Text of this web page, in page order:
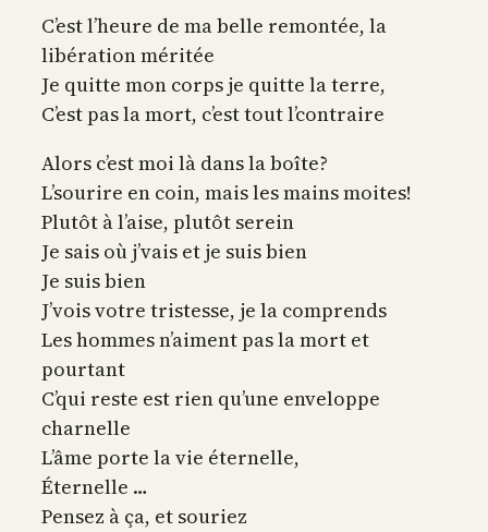
C’est l’heure de ma belle remontée, la
libération méritée
Je quitte mon corps je quitte la terre,
C’est pas la mort, c’est tout l’contraire
Alors c’est moi là dans la boîte?
L’sourire en coin, mais les mains moites!
Plutôt à l’aise, plutôt serein
Je sais où j’vais et je suis bien
Je suis bien
J’vois votre tristesse, je la comprends
Les hommes n’aiment pas la mort et
pourtant
C’qui reste est rien qu’une enveloppe
charnelle
L’âme porte la vie éternelle,
Éternelle …
Pensez à ça, et souriez